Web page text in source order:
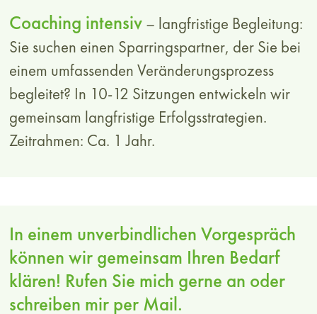
Wie kann ich mich in meiner Führungsrolle
stärken und sie so ausfüllen, dass ich und mein
Team produktiv, motiviert und kreativ bleiben?
Wie schaffe ich Voraussetzungen für mehr
Selbstorganisation des Teams? Wie stärke ich
meine persönlichen Kompetenzen und gestalte
gesunde Beziehungen? Wie kann ich durch
eigentlich selbst – so dass ich erfolgreich bin
und dabei gleichzeitig zufrieden und gesund
bleibe?
Umgang mit Herausforderungen und
Coaching intensiv – langfristige Begleitung:
Sie suchen einen Sparringspartner, der Sie bei
einem umfassenden Veränderungsprozess
begleitet? In 10-12 Sitzungen entwickeln wir
gemeinsam langfristige Erfolgsstrategien.
Zeitrahmen: Ca. 1 Jahr.
In einem unverbindlichen Vorgespräch
können wir gemeinsam Ihren Bedarf
klären! Rufen Sie mich gerne an oder
schreiben mir per Mail.